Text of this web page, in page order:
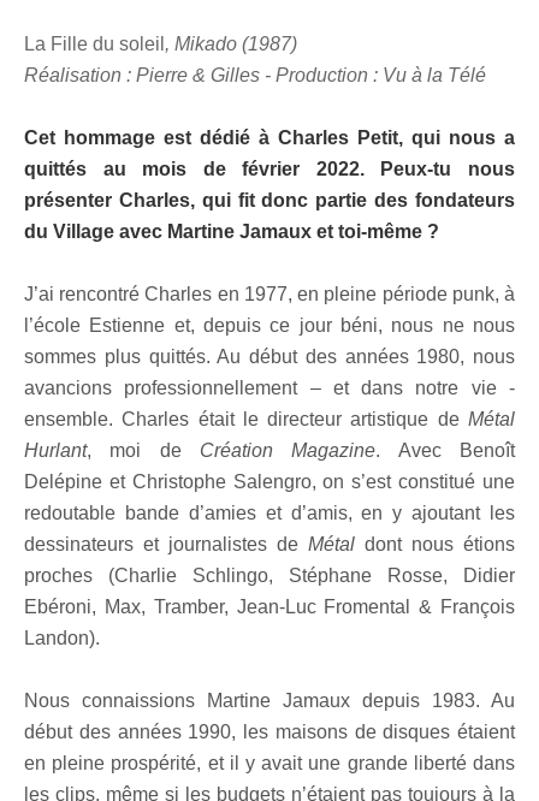
La Fille du soleil , Mikado (1987)
Réalisation : Pierre & Gilles - Production : Vu à la Télé
Cet hommage est dédié à Charles Petit, qui nous a
quittés au mois de février 2022. Peux-tu nous
présenter Charles, qui fit donc partie des fondateurs
du Village avec Martine Jamaux et toi-même ?
J’ai rencontré Charles en 1977, en pleine période punk, à
l’école Estienne et, depuis ce jour béni, nous ne nous
sommes plus quittés. Au début des années 1980, nous
avancions professionnellement – et dans notre vie -
ensemble. Charles était le directeur artistique de Métal
Hurlant, moi de Création Magazine. Avec Benoît
Delépine et Christophe Salengro, on s’est constitué une
redoutable bande d’amies et d’amis, en y ajoutant les
dessinateurs et journalistes de Métal dont nous étions
proches (Charlie Schlingo, Stéphane Rosse, Didier
Ebéroni, Max, Tramber, Jean-Luc Fromental & François
Landon).
Nous connaissions Martine Jamaux depuis 1983. Au
début des années 1990, les maisons de disques étaient
en pleine prospérité, et il y avait une grande liberté dans
les clips, même si les budgets n’étaient pas toujours à la